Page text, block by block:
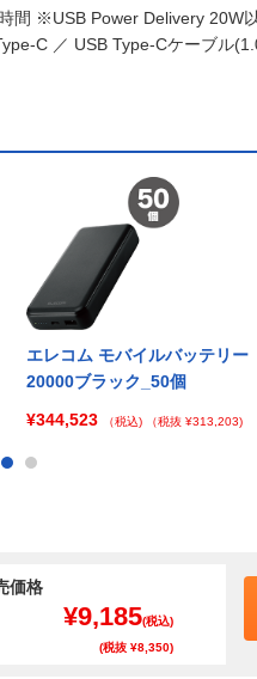
間 ※USB Power Delivery 20W
C ／ USB Type-Cケーブル
エレコム モバイルバッテリー
20000ブラック_50個
¥344,523
（税込) （税抜 ¥313,203)
価格
¥9,185(税込)
(税抜 ¥8,350)